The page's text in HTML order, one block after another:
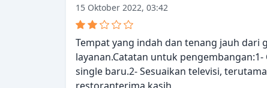
15 Oktober 2022, 03:42
Tempat yang indah dan tenang jauh dari
layanan.Catatan untuk
single baru.2- Sesuaikan televisi,